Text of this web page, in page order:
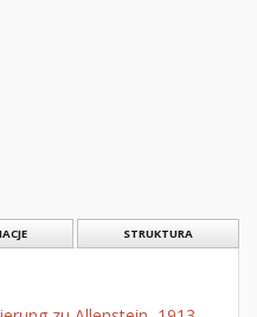
STRUKTURA